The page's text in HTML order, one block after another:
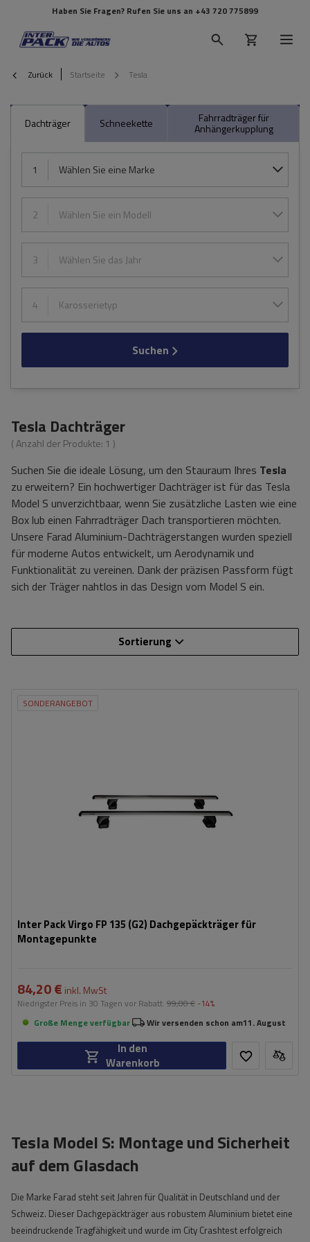
Haben Sie Fragen? Rufen Sie uns an +43 720 775899
Zurück Startseite Tesla
Dachträger Schneekette Fahrradträger für
Anhängerkupplung
1 Wählen Sie eine Marke
2 Wählen Sie ein Modell
3 Wählen Sie das Jahr
4 Karosserietyp
Suchen
Tesla Dachträger
( Anzahl der Produkte: 1 )
Suchen Sie die ideale Lösung, um den Stauraum Ihres Tesla
zu erweitern? Ein hochwertiger Dachträger ist für das Tesla
Model S unverzichtbaar, wenn Sie zusätzliche Lasten wie eine
Box lub einen Fahrradträger Dach transportieren möchten.
Unsere Farad Aluminium-Dachträgerstangen wurden speziell
für moderne Autos entwickelt, um Aerodynamik und
Funktionalität zu vereinen. Dank der präzisen Passform fügt
sich der Träger nahtlos in das Design vom Model S ein.
Sortierung
SONDERANGEBOT
Inter Pack Virgo FP 135 (G2) Dachgepäckträger für
Montagepunkte
84,20 € inkl. MwSt
Niedrigster Preis in 30 Tagen vor Rabatt: 99,00 € -14%
Große Menge verfügbar
Wir versenden schon am11. August
In den
Warenkorb
Tesla Model S: Montage und Sicherheit
auf dem Glasdach
Die Marke Farad steht seit Jahren für Qualität in Deutschland und der
Schweiz. Dieser Dachgepäckträger aus robustem Aluminium bietet eine
beeindruckende Tragfähigkeit und wurde im City Crashtest erfolgreich